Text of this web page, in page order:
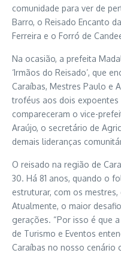
comunidade para ver de
Barro, o Reisado Encanto
Ferreira e o Forró de
Na ocasião, a prefeita
‘Irmãos do Reisado’, que
Caraíbas, Mestres Paulo e
troféus aos dois
compareceram o vice-
Araújo, o secretário de
demais lideranças
O reisado na região de
30. Há 81 anos, quando o
estruturar, com os
Atualmente, o maior
gerações. “Por isso é que
de Turismo e Eventos
Caraíbas no nosso cenário